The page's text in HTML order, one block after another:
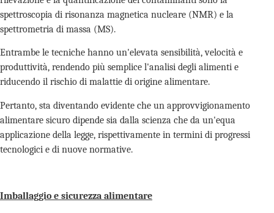
spettroscopia di risonanza magnetica nucleare (NMR) e la
spettrometria di massa (MS).
Entrambe le tecniche hanno un'elevata sensibilità, velocità e
produttività, rendendo più semplice l'analisi degli alimenti e
riducendo il rischio di malattie di origine alimentare.
Pertanto, sta diventando evidente che un approvvigionamento
alimentare sicuro dipende sia dalla scienza che da un'equa
applicazione della legge, rispettivamente in termini di progressi
tecnologici e di nuove normative.
Imballaggio e sicurezza alimentare